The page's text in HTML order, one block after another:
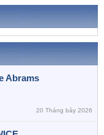
Abrams
20 Tháng bảy 2026